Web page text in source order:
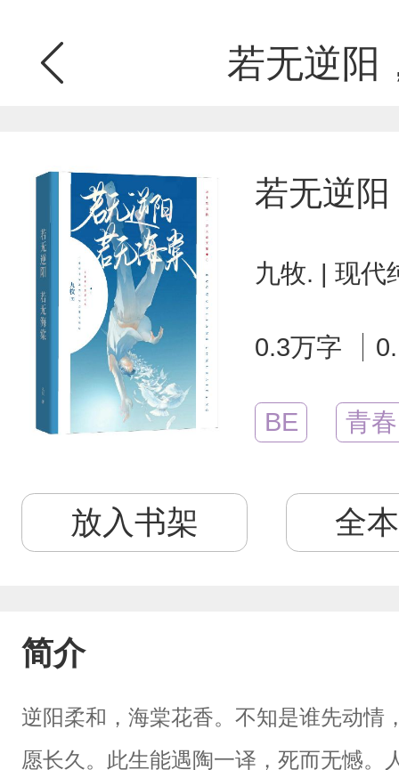
若无逆阳
若无逆
九牧. | 现代
0.3万字
BE 青春
放入书架 全
简介
逆阳柔和，海棠花香。不知是谁先动情
愿长久。此生能遇陶一译，死而无憾。